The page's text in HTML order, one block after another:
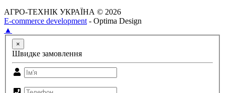
АГРО-ТЕХНІК УКРАЇНА © 2026
E-commerce development - Optima Design
▲
×
Швидке замовлення